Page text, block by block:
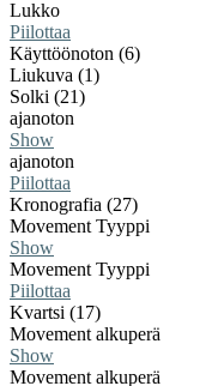
Lukko
Piilottaa
Käyttöönoton (6)
Liukuva (1)
Solki (21)
ajanoton
Show
ajanoton
Piilottaa
Kronografia (27)
Movement Tyyppi
Show
Movement Tyyppi
Piilottaa
Kvartsi (17)
Movement alkuperä
Show
Movement alkuperä